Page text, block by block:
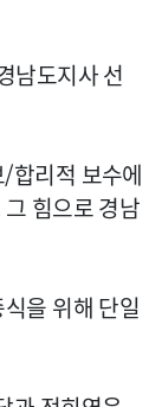
남도지사 선
합리적 보수에
힘으로 경남
을 위해 단일